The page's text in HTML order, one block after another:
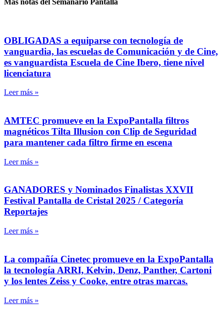
OBLIGADAS a equiparse con tecnología de
vanguardia, las escuelas de Comunicación y de Cine,
es vanguardista Escuela de Cine Ibero, tiene nivel
licenciatura
Leer más »
AMTEC promueve en la ExpoPantalla filtros
magnéticos Tilta Illusion con Clip de Seguridad
para mantener cada filtro firme en escena
Leer más »
GANADORES y Nominados Finalistas XXVII
Festival Pantalla de Cristal 2025 / Categoría
Reportajes
Leer más »
La compañía Cinetec promueve en la ExpoPantalla
la tecnología ARRI, Kelvin, Denz, Panther, Cartoni
y los lentes Zeiss y Cooke, entre otras marcas.
Leer más »